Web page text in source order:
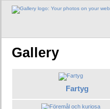
Gallery
Fartyg